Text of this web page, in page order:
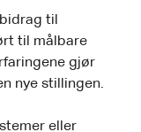
til
til målbare
gjør
nye stillingen.
eller